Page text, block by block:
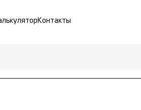
Контакты